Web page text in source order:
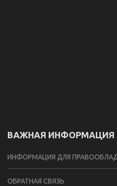
ВАЖНАЯ ИНФОРМАЦИЯ
ИНФОРМАЦИЯ ДЛЯ
ОБРАТНАЯ СВЯЗЬ